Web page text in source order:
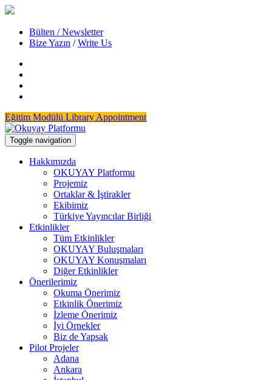
Bülten / Newsletter
Bize Yazın /Write Us
Eğitim Modülü Library Appointment
Toggle navigation
Hakkımızda
OKUYAY Platformu
Projemiz
Ortaklar & İştirakler
Ekibimiz
Türkiye Yayıncılar Birliği
Etkinlikler
Tüm Etkinlikler
OKUYAY Buluşmaları
OKUYAY Konuşmaları
Diğer Etkinlikler
Önerilerimiz
Okuma Önerimiz
Etkinlik Önerimiz
İzleme Önerimiz
İyi Örnekler
Biz de Yapsak
Pilot Projeler
Adana
Ankara